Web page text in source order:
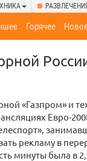
Горячее
«Газпром» и
Евро-
рекламу в
минуты была в